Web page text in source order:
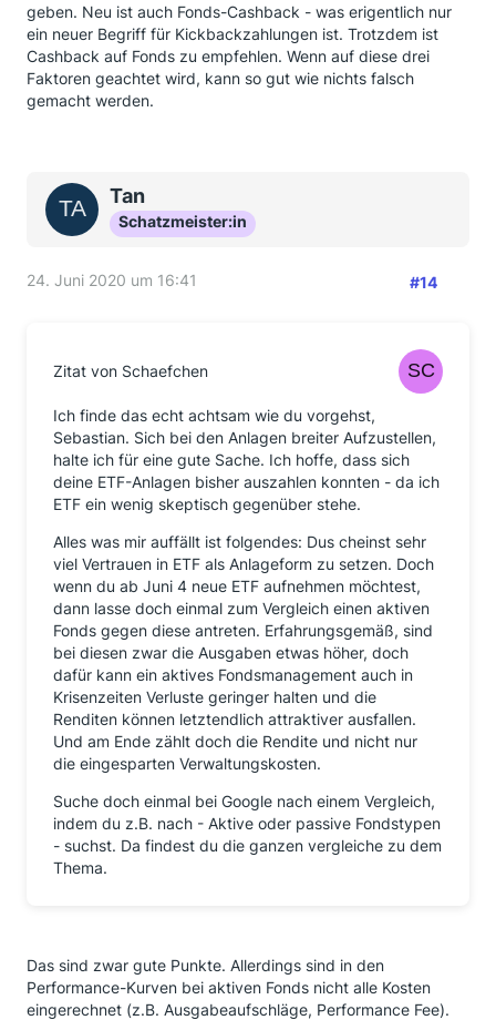
geben. Neu ist auch Fonds-Cashback - was erigentlich nur
ein neuer Begriff für Kickbackzahlungen ist. Trotzdem ist
Cashback auf Fonds zu empfehlen. Wenn auf diese drei
Faktoren geachtet wird, kann so gut wie nichts falsch
gemacht werden.
Tan
Schatzmeister:in
24. Juni 2020 um 16:41 #14
Zitat von Schaefchen
Ich finde das echt achtsam wie du vorgehst,
Sebastian. Sich bei den Anlagen breiter Aufzustellen,
halte ich für eine gute Sache. Ich hoffe, dass sich
deine ETF-Anlagen bisher auszahlen konnten - da ich
ETF ein wenig skeptisch gegenüber stehe.
Alles was mir auffällt ist folgendes: Dus cheinst sehr
viel Vertrauen in ETF als Anlageform zu setzen. Doch
wenn du ab Juni 4 neue ETF aufnehmen möchtest,
dann lasse doch einmal zum Vergleich einen aktiven
Fonds gegen diese antreten. Erfahrungsgemäß, sind
bei diesen zwar die Ausgaben etwas höher, doch
dafür kann ein aktives Fondsmanagement auch in
Krisenzeiten Verluste geringer halten und die
Renditen können letztendlich attraktiver ausfallen.
Und am Ende zählt doch die Rendite und nicht nur
die eingesparten Verwaltungskosten.
Suche doch einmal bei Google nach einem Vergleich,
indem du z.B. nach - Aktive oder passive Fondstypen
- suchst. Da findest du die ganzen vergleiche zu dem
Thema.
Das sind zwar gute Punkte. Allerdings sind in den
Performance-Kurven bei aktiven Fonds nicht alle Kosten
eingerechnet (z.B. Ausgabeaufschläge, Performance Fee).